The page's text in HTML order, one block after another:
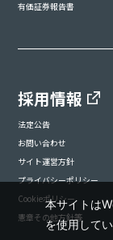
有価証券報告書
採用情報
法定公告
お問い合わせ
サイト運営方針
プライバシーポリシー
Cookieポリシー
憲章その他方針等
本サイトは
を使用して